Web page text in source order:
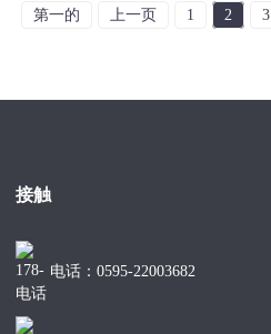
第一的 上一页 1 2 3
接触
电话：0595-22003682